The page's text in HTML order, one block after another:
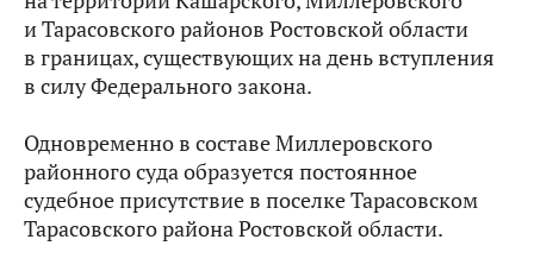
и Тарасовского районов Ростовской области
в границах, существующих на день вступления
в силу Федерального закона.
Одновременно в составе Миллеровского
районного суда образуется постоянное
судебное присутствие в поселке Тарасовском
Тарасовского района Ростовской области.